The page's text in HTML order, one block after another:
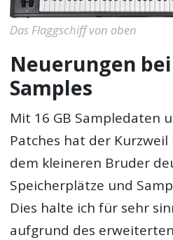
Das Flaggschiff von oben
Neuerungen
Samples
Mit 16 GB Sampledaten
Patches hat der
dem kleineren Bruder
Speicherplätze und
Dies halte ich für sehr
aufgrund des